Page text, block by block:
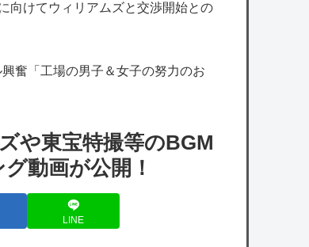
実写かと思いました」
イブ】※杉田さんはねっ子神です
イブ】おかゆ・千速、お悩み相談ぶ
編まとめ『太もも雑談w』『千速
向けてウィリアムズと交渉開始との
奮「工場の男子＆女子の努力のお
や東宝特撮等のBGM
動画が公開！
LINE